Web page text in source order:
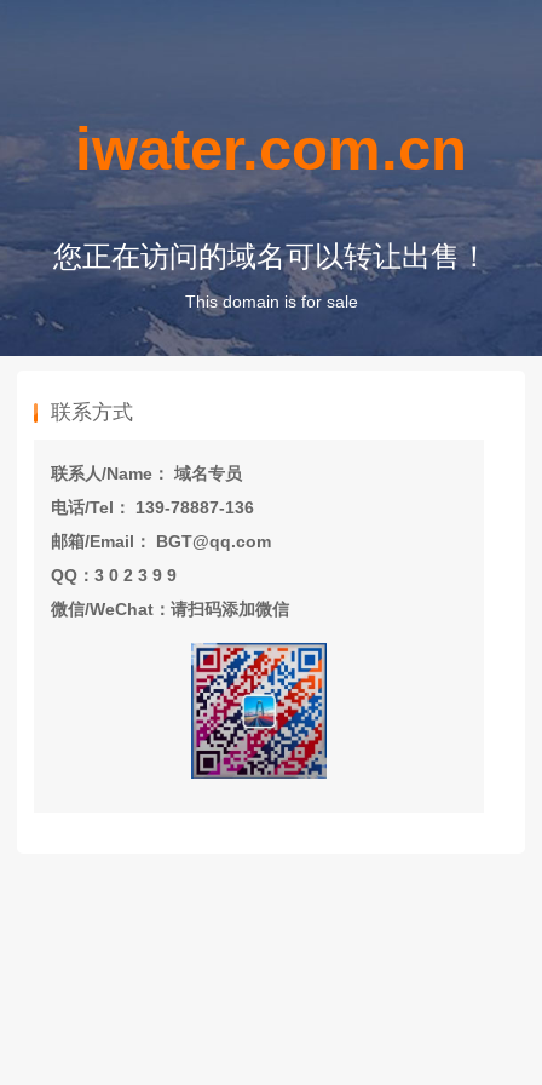
iwater.com.cn
您正在访问的域名可以转让出售！
This domain is for sale
联系方式
联系人/Name： 域名专员
电话/Tel： 139-78887-136
邮箱/Email： BGT@qq.com
QQ：3 0 2 3 9 9
微信/WeChat：请扫码添加微信